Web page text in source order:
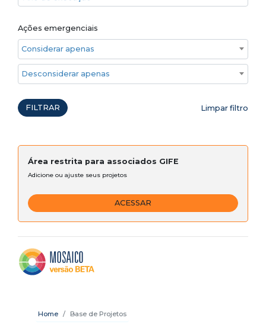
Ações emergenciais
Considerar apenas ações emergenciais
Desconsiderar apenas ações emergenciais
FILTRAR Limpar filtro
Área restrita para associados GIFE
Adicione ou ajuste seus projetos
ACESSAR
Home Base de Projetos